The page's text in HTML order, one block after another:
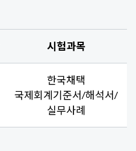
시험과목
한국채택
국제회계기준서/해석서/
실무사례